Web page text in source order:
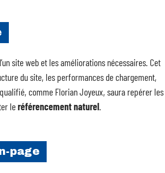
site web et les améliorations nécessaires. Cet
du site, les performances de chargement,
qualifié, comme Florian Joyeux, saura repérer les
leréférencement naturel.
page